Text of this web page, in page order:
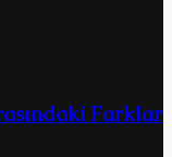
Farklar